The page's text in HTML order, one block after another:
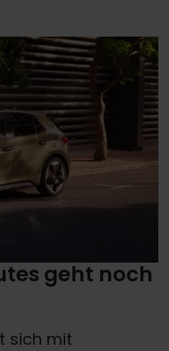
geht noch
sich mit